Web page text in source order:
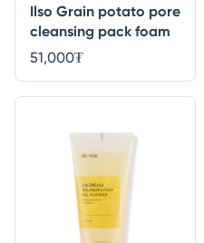
Ilso Grain potato pore
cleansing pack foam
51,000₮